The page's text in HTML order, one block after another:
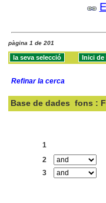
pàgina 1 de 201
Refinar la cerca
Base de dades fons :
1
2
3